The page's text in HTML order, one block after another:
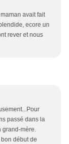
avait fait
ecore un
rever et nous
passé dans la
grand-mère.
début de